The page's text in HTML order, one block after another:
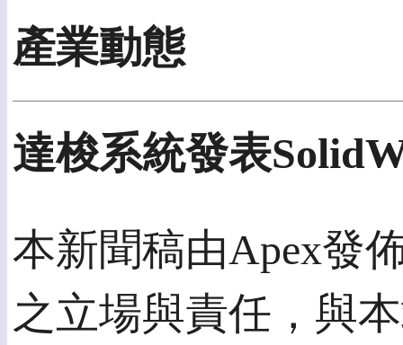
產業動態
達梭系統發表
本新聞稿由Apex發
之立場與責任，與